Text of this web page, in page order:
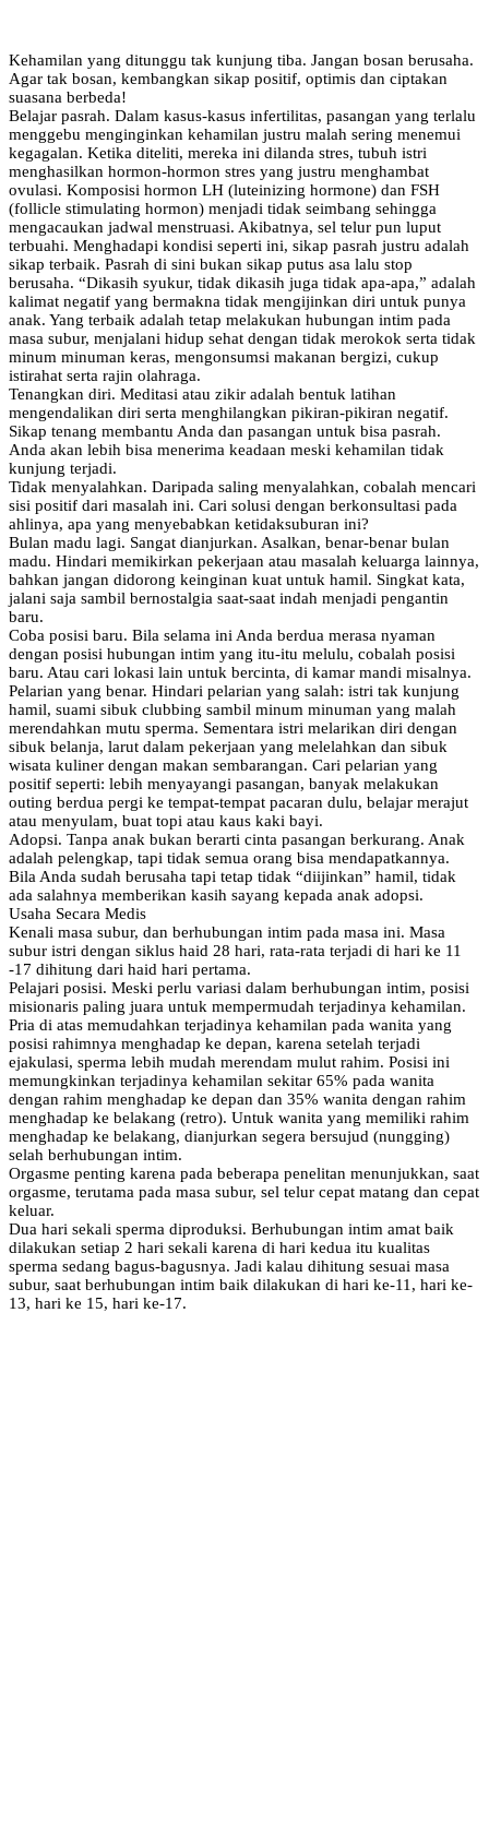
Kehamilan yang ditunggu tak kunjung tiba. Jangan bosan berusaha.
Agar tak bosan, kembangkan sikap positif, optimis dan ciptakan
suasana berbeda!
Belajar pasrah. Dalam kasus-kasus infertilitas, pasangan yang terlalu
menggebu menginginkan kehamilan justru malah sering menemui
kegagalan. Ketika diteliti, mereka ini dilanda stres, tubuh istri
menghasilkan hormon-hormon stres yang justru menghambat
ovulasi. Komposisi hormon LH (luteinizing hormone) dan FSH
(follicle stimulating hormon) menjadi tidak seimbang sehingga
mengacaukan jadwal menstruasi. Akibatnya, sel telur pun luput
terbuahi. Menghadapi kondisi seperti ini, sikap pasrah justru adalah
sikap terbaik. Pasrah di sini bukan sikap putus asa lalu stop
berusaha. “Dikasih syukur, tidak dikasih juga tidak apa-apa,” adalah
kalimat negatif yang bermakna tidak mengijinkan diri untuk punya
anak. Yang terbaik adalah tetap melakukan hubungan intim pada
masa subur, menjalani hidup sehat dengan tidak merokok serta tidak
minum minuman keras, mengonsumsi makanan bergizi, cukup
istirahat serta rajin olahraga.
Tenangkan diri. Meditasi atau zikir adalah bentuk latihan
mengendalikan diri serta menghilangkan pikiran-pikiran negatif.
Sikap tenang membantu Anda dan pasangan untuk bisa pasrah.
Anda akan lebih bisa menerima keadaan meski kehamilan tidak
kunjung terjadi.
Tidak menyalahkan. Daripada saling menyalahkan, cobalah mencari
sisi positif dari masalah ini. Cari solusi dengan berkonsultasi pada
ahlinya, apa yang menyebabkan ketidaksuburan ini?
Bulan madu lagi. Sangat dianjurkan. Asalkan, benar-benar bulan
madu. Hindari memikirkan pekerjaan atau masalah keluarga lainnya,
bahkan jangan didorong keinginan kuat untuk hamil. Singkat kata,
jalani saja sambil bernostalgia saat-saat indah menjadi pengantin
baru.
Coba posisi baru. Bila selama ini Anda berdua merasa nyaman
dengan posisi hubungan intim yang itu-itu melulu, cobalah posisi
baru. Atau cari lokasi lain untuk bercinta, di kamar mandi misalnya.
Pelarian yang benar. Hindari pelarian yang salah: istri tak kunjung
hamil, suami sibuk clubbing sambil minum minuman yang malah
merendahkan mutu sperma. Sementara istri melarikan diri dengan
sibuk belanja, larut dalam pekerjaan yang melelahkan dan sibuk
wisata kuliner dengan makan sembarangan. Cari pelarian yang
positif seperti: lebih menyayangi pasangan, banyak melakukan
outing berdua pergi ke tempat-tempat pacaran dulu, belajar merajut
atau menyulam, buat topi atau kaus kaki bayi.
Adopsi. Tanpa anak bukan berarti cinta pasangan berkurang. Anak
adalah pelengkap, tapi tidak semua orang bisa mendapatkannya.
Bila Anda sudah berusaha tapi tetap tidak “diijinkan” hamil, tidak
ada salahnya memberikan kasih sayang kepada anak adopsi.
Usaha Secara Medis
Kenali masa subur, dan berhubungan intim pada masa ini. Masa
subur istri dengan siklus haid 28 hari, rata-rata terjadi di hari ke 11
-17 dihitung dari haid hari pertama.
Pelajari posisi. Meski perlu variasi dalam berhubungan intim, posisi
misionaris paling juara untuk mempermudah terjadinya kehamilan.
Pria di atas memudahkan terjadinya kehamilan pada wanita yang
posisi rahimnya menghadap ke depan, karena setelah terjadi
ejakulasi, sperma lebih mudah merendam mulut rahim. Posisi ini
memungkinkan terjadinya kehamilan sekitar 65% pada wanita
dengan rahim menghadap ke depan dan 35% wanita dengan rahim
menghadap ke belakang (retro). Untuk wanita yang memiliki rahim
menghadap ke belakang, dianjurkan segera bersujud (nungging)
selah berhubungan intim.
Orgasme penting karena pada beberapa penelitan menunjukkan, saat
orgasme, terutama pada masa subur, sel telur cepat matang dan cepat
keluar.
Dua hari sekali sperma diproduksi. Berhubungan intim amat baik
dilakukan setiap 2 hari sekali karena di hari kedua itu kualitas
sperma sedang bagus-bagusnya. Jadi kalau dihitung sesuai masa
subur, saat berhubungan intim baik dilakukan di hari ke-11, hari ke-
13, hari ke 15, hari ke-17.